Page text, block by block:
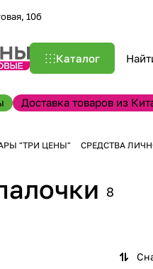
10б
Каталог
Доставка товаров из
"ТРИ ЦЕНЫ" СРЕДСТВА
8